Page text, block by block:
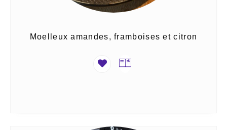
Moelleux amandes, framboises et citron